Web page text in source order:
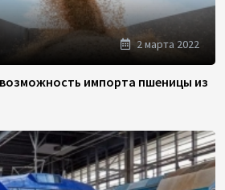
2 марта 2022
импорта пшеницы из